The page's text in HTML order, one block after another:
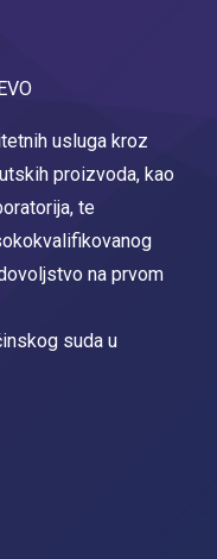
usluga kroz
proizvoda, kao
te
na prvom
suda u